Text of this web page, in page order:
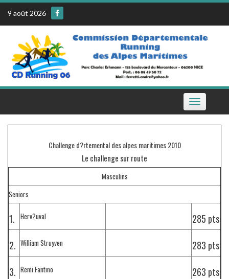
Skip
content
9 août 2026
Toggle
navigation
Challenge d?rtemental des alpes maritimes 2010
Le challenge sur route
Masculins
Seniors
1. Herv?uval
285 pts
2. William Struyven
283 pts
3. Remi Fantino 263 pts